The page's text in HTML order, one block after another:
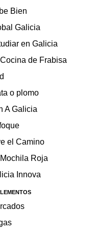
Bien
Galicia
en Galicia
de Frabisa
o plomo
A Galicia
el Camino
Roja
Innova